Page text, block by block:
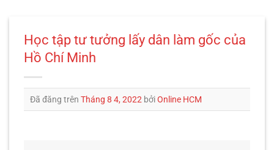
Học tập tư tưởng lấy dân làm gốc của
Hồ Chí Minh
Đã đăng trên Tháng 8 4, 2022 bởiOnline HCM